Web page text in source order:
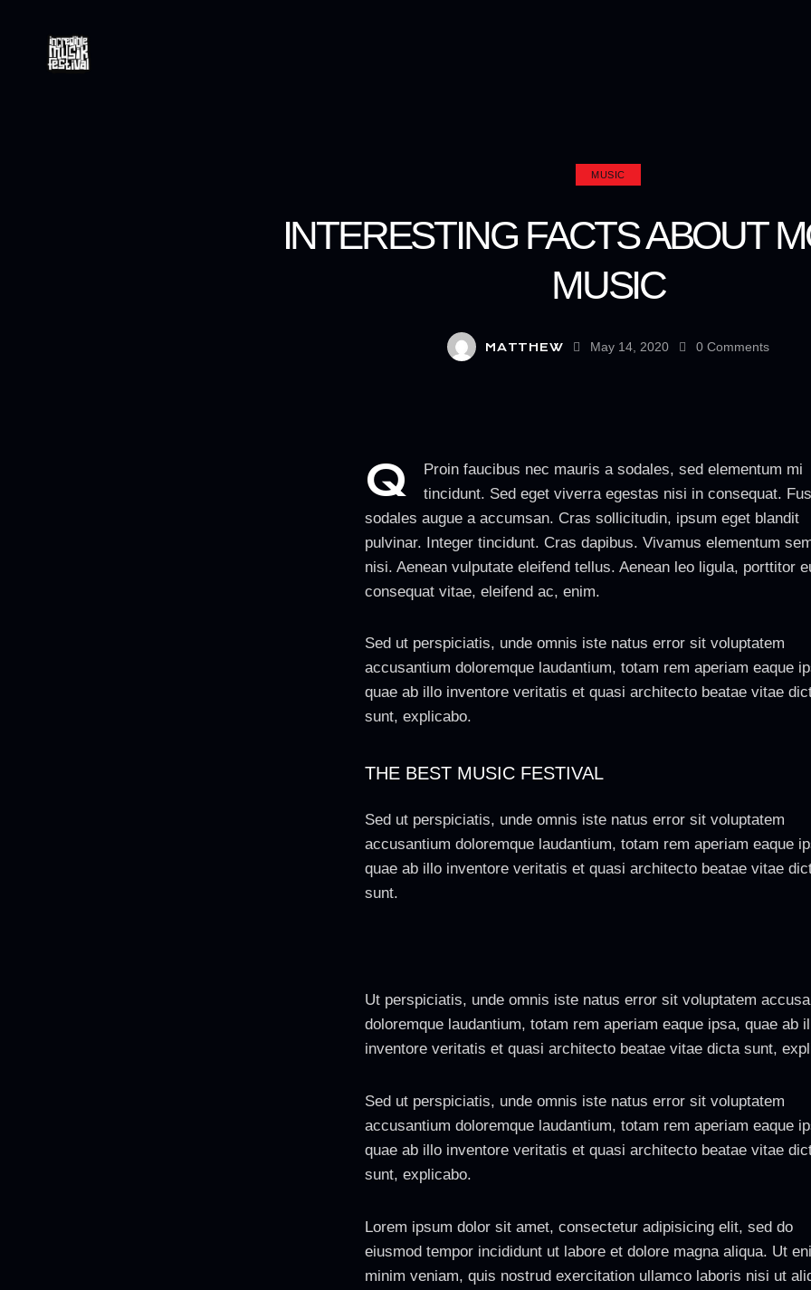
MUSIC
INTERESTING FACTS ABOUT
MUSIC
MATTHEW May 14, 2020 0 Comments
Q
Proin faucibus nec mauris a sodales, sed elementum mi
tincidunt. Sed eget viverra egestas nisi in consequat.
sodales augue a accumsan. Cras sollicitudin, ipsum eget blandit
pulvinar. Integer tincidunt. Cras dapibus. Vivamus elementum
nisi. Aenean vulputate eleifend tellus. Aenean leo ligula, porttitor
consequat vitae, eleifend ac, enim.
Sed ut perspiciatis, unde omnis iste natus error sit voluptatem
accusantium doloremque laudantium, totam rem aperiam eaque
quae ab illo inventore veritatis et quasi architecto beatae vitae
sunt, explicabo.
THE BEST MUSIC FESTIVAL
Sed ut perspiciatis, unde omnis iste natus error sit voluptatem
accusantium doloremque laudantium, totam rem aperiam eaque
quae ab illo inventore veritatis et quasi architecto beatae vitae
sunt.
Ut perspiciatis, unde omnis iste natus error sit voluptatem
doloremque laudantium, totam rem aperiam eaque ipsa, quae ab
inventore veritatis et quasi architecto beatae vitae dicta sunt,
Sed ut perspiciatis, unde omnis iste natus error sit voluptatem
accusantium doloremque laudantium, totam rem aperiam eaque
quae ab illo inventore veritatis et quasi architecto beatae vitae
sunt, explicabo.
Lorem ipsum dolor sit amet, consectetur adipisicing elit, sed do
eiusmod tempor incididunt ut labore et dolore magna aliqua. Ut
minim veniam, quis nostrud exercitation ullamco laboris nisi ut